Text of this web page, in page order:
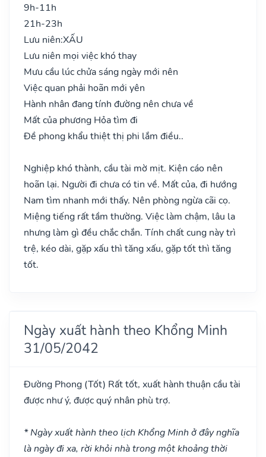
9h-11h
21h-23h
Lưu niên:XẤU
Lưu niên mọi việc khó thay
Mưu cầu lúc chửa sáng ngày mới nên
Việc quan phải hoãn mới yên
Hành nhân đang tính đường nên chưa về
Mất của phương Hỏa tìm đi
Đề phong khẩu thiệt thị phi lắm điều..
Nghiệp khó thành, cầu tài mờ mịt. Kiện cáo nên
hoãn lại. Người đi chưa có tin về. Mất của, đi hướng
Nam tìm nhanh mới thấy. Nên phòng ngừa cãi cọ.
Miệng tiếng rất tầm thường. Việc làm chậm, lâu la
nhưng làm gì đều chắc chắn. Tính chất cung này trì
trệ, kéo dài, gặp xấu thì tăng xấu, gặp tốt thì tăng
tốt.
Ngày xuất hành theo Khổng Minh
31/05/2042
Đường Phong (Tốt) Rất tốt, xuất hành thuận cầu tài
được như ý, được quý nhân phù trợ.
* Ngày xuất hành theo lịch Khổng Minh ở đây nghĩa
là ngày đi xa, rời khỏi nhà trong một khoảng thời